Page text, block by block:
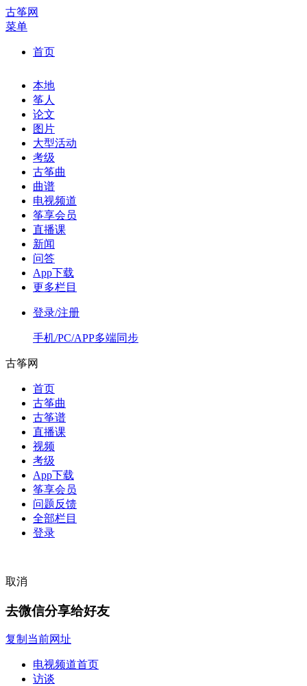
古筝网
菜单
首页
本地
筝人
论文
图片
大型活动
考级
古筝曲
曲谱
电视频道
筝享会员
直播课
新闻
问答
App下载
更多栏目
登录/注册
手机/PC/APP多端同步
古筝网
首页
古筝曲
古筝谱
直播课
视频
考级
App下载
筝享会员
问题反馈
全部栏目
登录
取消
去微信分享给好友
复制当前网址
电视频道首页
访谈